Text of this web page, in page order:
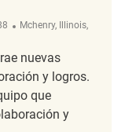
Ubicación
Mchenry, Illinois,
nuevas
y logros.
que
y